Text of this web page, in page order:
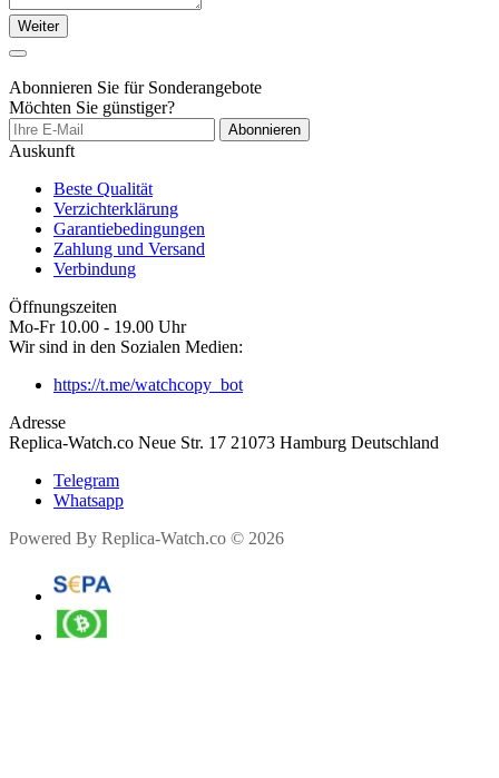
Weiter
Abonnieren Sie für Sonderangebote
Möchten Sie günstiger?
Abonnieren
Auskunft
Beste Qualität
Verzichterklärung
Garantiebedingungen
Zahlung und Versand
Verbindung
Öffnungszeiten
Mo-Fr 10.00 - 19.00 Uhr
Wir sind in den Sozialen Medien:
https://t.me/watchcopy_bot
Adresse
Replica-Watch.co Neue Str. 17 21073 Hamburg Deutschland
Telegram
Whatsapp
Powered By Replica-Watch.co © 2026